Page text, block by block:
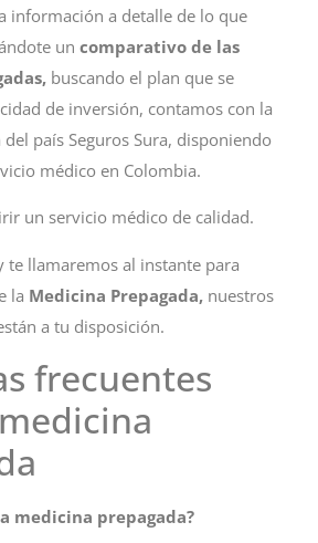
información a detalle de lo que
un comparativo de las
buscando el plan que se
de inversión, contamos con la
país Seguros Sura, disponiendo
médico en Colombia.
un servicio médico de calidad.
te llamaremos al instante para
la Medicina Prepagada, nuestros
a tu disposición.
frecuentes
medicina prepagada?